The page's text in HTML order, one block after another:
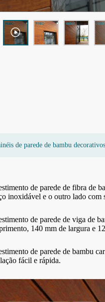
comprimido
Piso de pátio
de parede de bambu
de parede de fibra de
inoxidável e o outro lado com
de parede de viga de
140 mm de largura e
de parede de bambu
fácil e rápida.